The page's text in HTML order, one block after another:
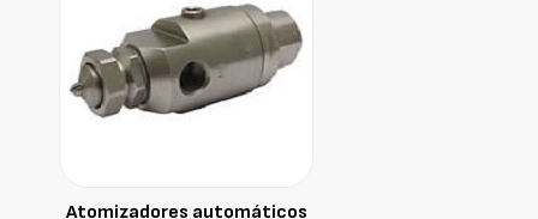
Atomizadores automáticos